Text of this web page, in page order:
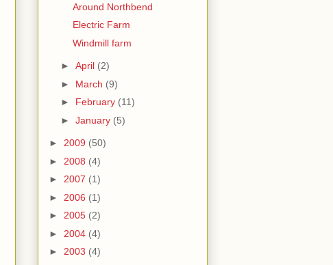
Around Northbend
Electric Farm
Windmill farm
► April (2)
► March (9)
► February (11)
► January (5)
► 2009 (50)
► 2008 (4)
► 2007 (1)
► 2006 (1)
► 2005 (2)
► 2004 (4)
► 2003 (4)